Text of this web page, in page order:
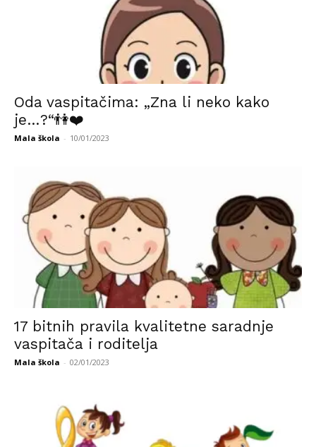
Oda vaspitačima: „Zna li neko kako
je…?“👫❤️
Mala škola - 10/01/2023
17 bitnih pravila kvalitetne saradnje
vaspitača i roditelja
Mala škola - 02/01/2023